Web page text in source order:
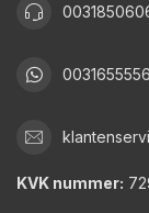
KVK nummer: